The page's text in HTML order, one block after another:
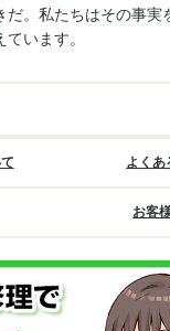
だ。私たちはその事実
います。
よくあ
お客